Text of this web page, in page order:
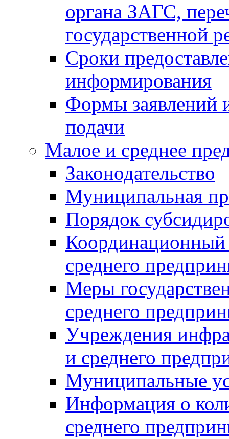
органа ЗАГС,
государственной
Сроки
информирования
Формы заявлений
подачи
Малое и среднее
Законодательство
Муниципальная
Порядок
Координационный
среднего
Меры
среднего
Учреждения
и среднего
Муниципальные
Информация о
среднего